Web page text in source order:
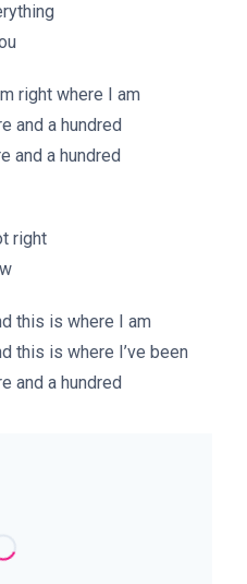
right where I am
and a hundred
and a hundred
right
this is where I am
this is where I’ve been
and a hundred